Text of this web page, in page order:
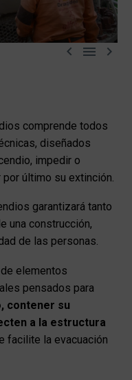
  
comprende todos
diseñados
impedir o
último su extinción.
garantizará tanto
una construcción,
de las personas.
elementos
pensados para
contener su
a la estructura
facilite la evacuación